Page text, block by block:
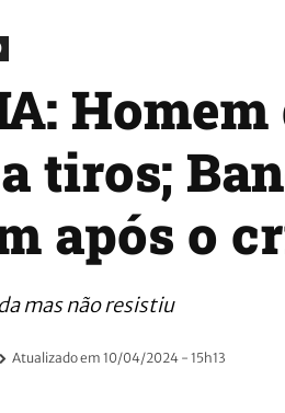
Homem
tiros;
após o
mas não resistiu
Atualizado em 10/04/2024 - 15h13